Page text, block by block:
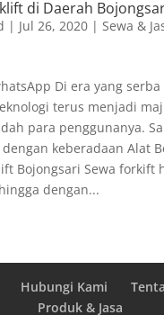
di Daerah
| Jul 26, 2020| Sewa &
Di era yang
terus menjadi
para penggunanya.
keberadaan Alat
Bojongsari Sewa forkift
dengan...
Hubungi Kami
Produk & Jasa